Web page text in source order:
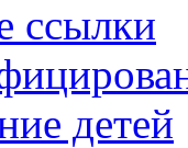
ссылки
детей